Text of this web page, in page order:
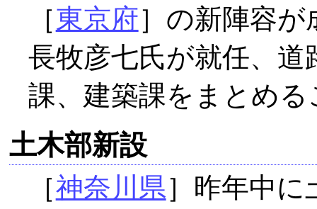
［東京府］の新陣容
長牧彦七氏が就任、道
課、建築課をまとめる
土木部新設
［神奈川県］昨年中に